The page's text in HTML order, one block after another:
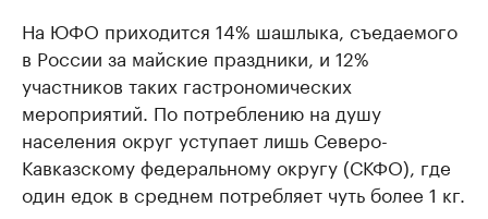
На ЮФО приходится 14% шашлыка, съедаемого
в России за майские праздники, и 12%
участников таких гастрономических
мероприятий. По потреблению на душу
населения округ уступает лишь Северо-
Кавказскому федеральному округу (СКФО), где
один едок в среднем потребляет чуть более 1 кг.